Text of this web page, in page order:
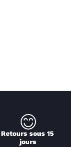
Retours sous 15
jours